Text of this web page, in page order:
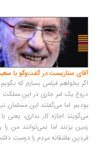
سناریست در گفت‌وگو با سعید
بخواهم فیلمی بسازم که بگویم
یک امر جاری در این مملکت است.
اما می‌گفتند این مسلمان
اجازه کار نداری، یعنی با
بزنند اما نمی‌توانند من را روی
عاشقانه مردم را دوست داشت ...